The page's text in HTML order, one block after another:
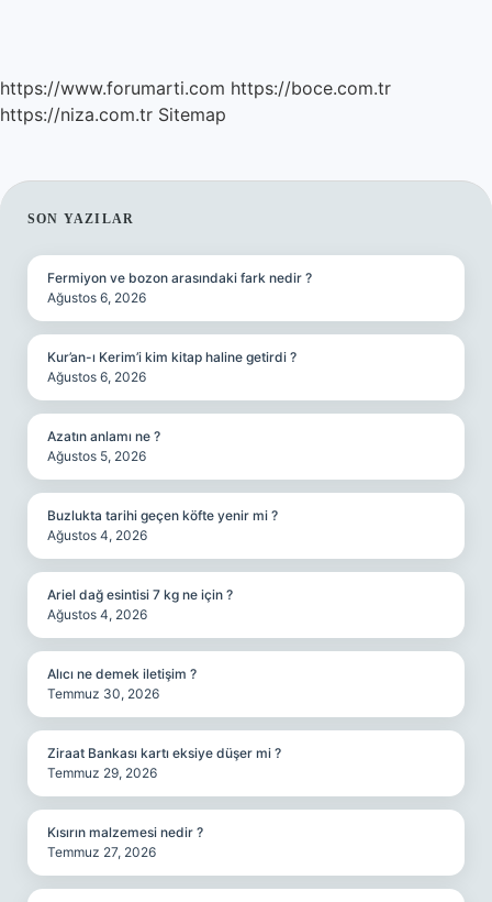
https://www.forumarti.com https://boce.com.tr
https://niza.com.tr Sitemap
SIDEBAR
SON YAZILAR
Fermiyon ve bozon arasındaki fark nedir ?
Ağustos 6, 2026
Kur’an-ı Kerim’i kim kitap haline getirdi ?
Ağustos 6, 2026
Azatın anlamı ne ?
Ağustos 5, 2026
Buzlukta tarihi geçen köfte yenir mi ?
Ağustos 4, 2026
Ariel dağ esintisi 7 kg ne için ?
Ağustos 4, 2026
Alıcı ne demek iletişim ?
Temmuz 30, 2026
Ziraat Bankası kartı eksiye düşer mi ?
Temmuz 29, 2026
Kısırın malzemesi nedir ?
Temmuz 27, 2026